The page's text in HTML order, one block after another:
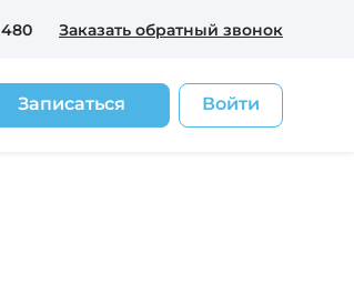
480 Заказать обратный звонок
Записаться Войти